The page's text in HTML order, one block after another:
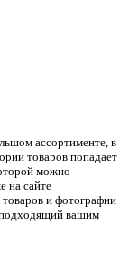
ассортименте, в
товаров попадает
можно
на сайте
и фотографии
подходящий вашим